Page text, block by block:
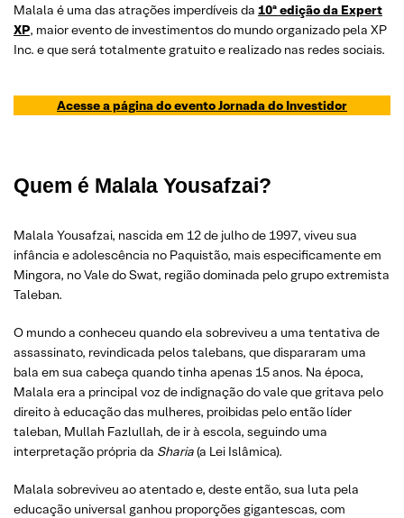
Malala é uma das atrações imperdíveis da 10ª edição da Expert
XP, maior evento de investimentos do mundo organizado pela XP
Inc. e que será totalmente gratuito e realizado nas redes sociais.
Acesse a página do evento Jornada do Investidor
Quem é Malala Yousafzai?
Malala Yousafzai, nascida em 12 de julho de 1997, viveu sua
infância e adolescência no Paquistão, mais especificamente em
Mingora, no Vale do Swat, região dominada pelo grupo extremista
Taleban.
O mundo a conheceu quando ela sobreviveu a uma tentativa de
assassinato, revindicada pelos talebans, que dispararam uma
bala em sua cabeça quando tinha apenas 15 anos. Na época,
Malala era a principal voz de indignação do vale que gritava pelo
direito à educação das mulheres, proibidas pelo então líder
taleban, Mullah Fazlullah, de ir à escola, seguindo uma
interpretação própria da Sharia(a Lei Islâmica).
Malala sobreviveu ao atentado e, deste então, sua luta pela
educação universal ganhou proporções gigantescas, com